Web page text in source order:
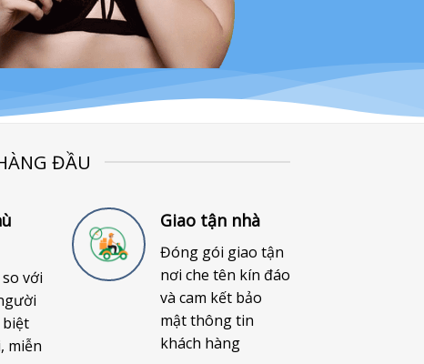
ĐẦU
với
biệt
miễn
Giao tận nhà
Đóng gói giao tận
nơi che tên kín đáo
và cam kết bảo
mật thông tin
khách hàng